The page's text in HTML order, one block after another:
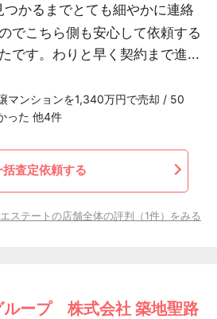
つかるまでとても細やかに連絡
でこちら側も安心して依頼する
です。わりと早く契約まで進...
マンションを1,340万円で売却 / 50
った 他4件
括査定依頼する
ステートの店舗全体の評判（1件）をみる
ループ 株式会社 築地聖路